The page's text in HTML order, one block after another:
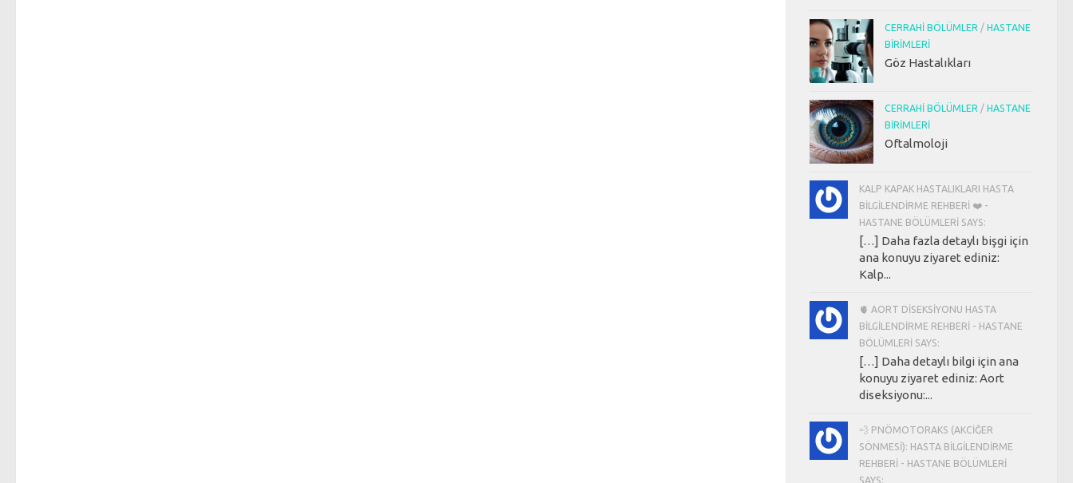
CERRAHI BÖLÜMLER / HASTANE
BIRIMLERI
Göz Hastalıkları
CERRAHI BÖLÜMLER / HASTANE
BIRIMLERI
Oftalmoloji
KALP KAPAK HASTALIKLARI HASTA
BILGILENDIRME REHBERI ❤️ -
HASTANE BÖLÜMLERI SAYS:
[…] Daha fazla detaylı bişgi için
ana konuyu ziyaret ediniz:
Kalp...
🫀 AORT DISEKSIYONU HASTA
BILGILENDIRME REHBERI - HASTANE
BÖLÜMLERI SAYS:
[…] Daha detaylı bilgi için ana
konuyu ziyaret ediniz: Aort
diseksiyonu:...
💨 PNÖMOTORAKS (AKCIĞER
SÖNMESI): HASTA BILGILENDIRME
REHBERI - HASTANE BÖLÜMLERI
SAYS: